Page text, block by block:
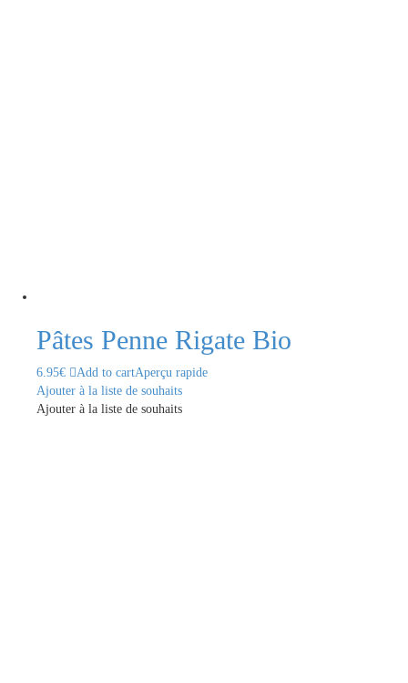
Pâtes Penne Rigate Bio
6.95€ Add to cartAperçu rapide
Ajouter à la liste de souhaits
Ajouter à la liste de souhaits